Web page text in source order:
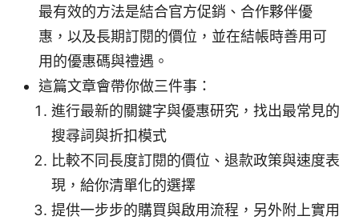
最有效的方法是結合官方促銷、合作夥伴優
惠，以及長期訂閱的價位，並在結帳時善用可
用的優惠碼與禮遇。
這篇文章會帶你做三件事：
進行最新的關鍵字與優惠研究，找出最常見的
搜尋詞與折扣模式
比較不同長度訂閱的價位、退款政策與速度表
現，給你清單化的選擇
提供一步步的購買與啟用流程，另外附上實用